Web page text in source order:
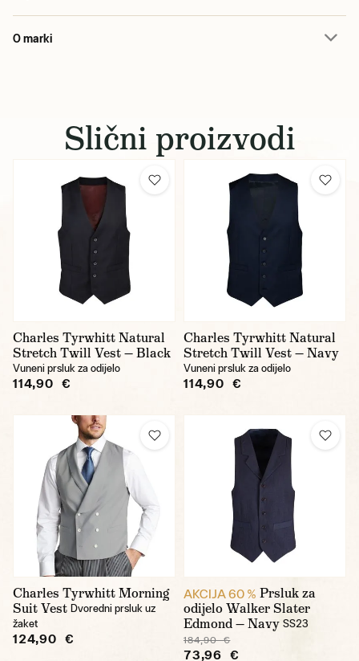
O marki
Slični proizvodi
Charles Tyrwhitt Natural
Stretch Twill Vest — Black
Vuneni prsluk za odijelo
114,90 €
Charles Tyrwhitt Natural
Stretch Twill Vest — Navy
Vuneni prsluk za odijelo
114,90 €
Charles Tyrwhitt Morning
Suit Vest Dvoredni prsluk uz
žaket
124,90 €
AKCIJA 60 % Prsluk za
odijelo Walker Slater
Edmond — Navy SS23
184,90 €
73,96 €